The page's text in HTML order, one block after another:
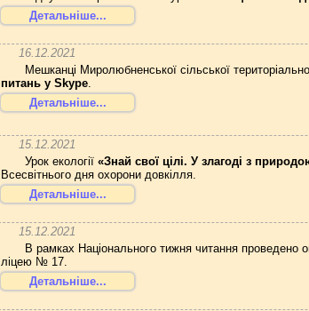
Детальніше...
16.12.2021
Мешканці Миролюбненської сільської
питань у Skype.
Детальніше...
15.12.2021
Урок екології«Знай свої цілі. У злагоді з
Всесвітнього дня охорони довкілля.
Детальніше...
15.12.2021
В рамках Національного тижня читання проведено
ліцею № 17.
Детальніше...